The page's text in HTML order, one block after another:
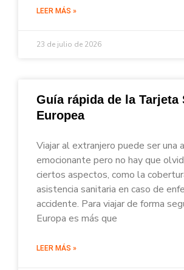
LEER MÁS »
23 de julio de 2026
Guía rápida de la Tarjeta
Europea
Viajar al extranjero puede ser una
emocionante pero no hay que
ciertos aspectos, como la
asistencia sanitaria en caso de
accidente. Para viajar de forma
Europa es más que
LEER MÁS »